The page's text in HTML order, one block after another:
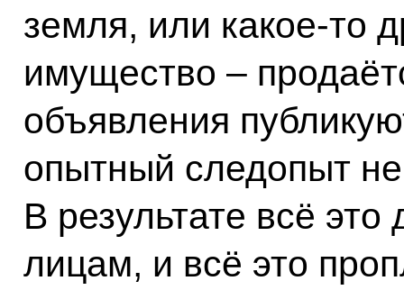
земля, или какое‑то
имущество –
объявления
опытный следопыт
В результате всё
лицам, и всё это